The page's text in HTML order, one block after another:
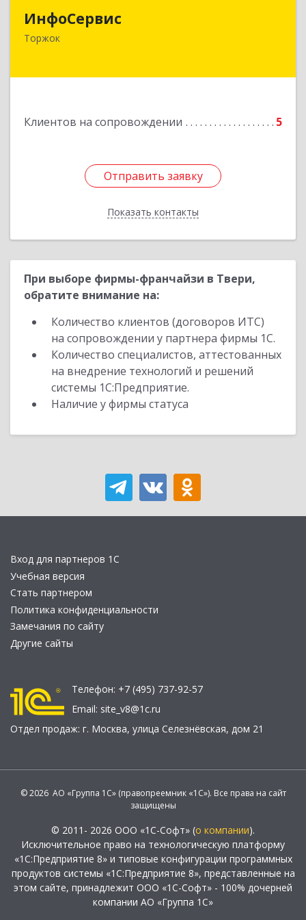
ИнфоСервис
Торжок
Клиентов на сопровождении 5
Отправить заявку
Показать контакты
172002, Тверская обл, Торжок г, Радищева ул,
Подробнее
Отправить заявку
Назад
При выборе фирмы-франчайзи в Твери,
обратите внимание на:
Количество клиентов (договоров ИТС)
на сопровождении у партнера фирмы 1С.
Количество специалистов, аттестованных
на внедрение технологий и решений
системы 1С:Предприятие.
Наличие у фирмы статуса
Вход для партнеров 1С
Учебная версия
Стать партнером
Политика конфиденциальности
Замечания по сайту
Другие сайты
Телефон: +7 (495) 737-92-57
Email: site_v8@1c.ru
Отдел продаж: г. Москва, улица Селезнёвская, дом 21
© 2026 АО «Группа 1С» (правопреемник «1С»). Все права на сайт
защищены
© 2011- 2026 ООО «1С-Софт» (о компании).
Исключительное право на технологическую платформу
«1С:Предприятие 8» и типовые конфигурации программных
продуктов системы «1С:Предприятие 8», представленные на
этом сайте, принадлежит ООО «1С-Софт» - 100% дочерней
компании АО «Группа 1С»